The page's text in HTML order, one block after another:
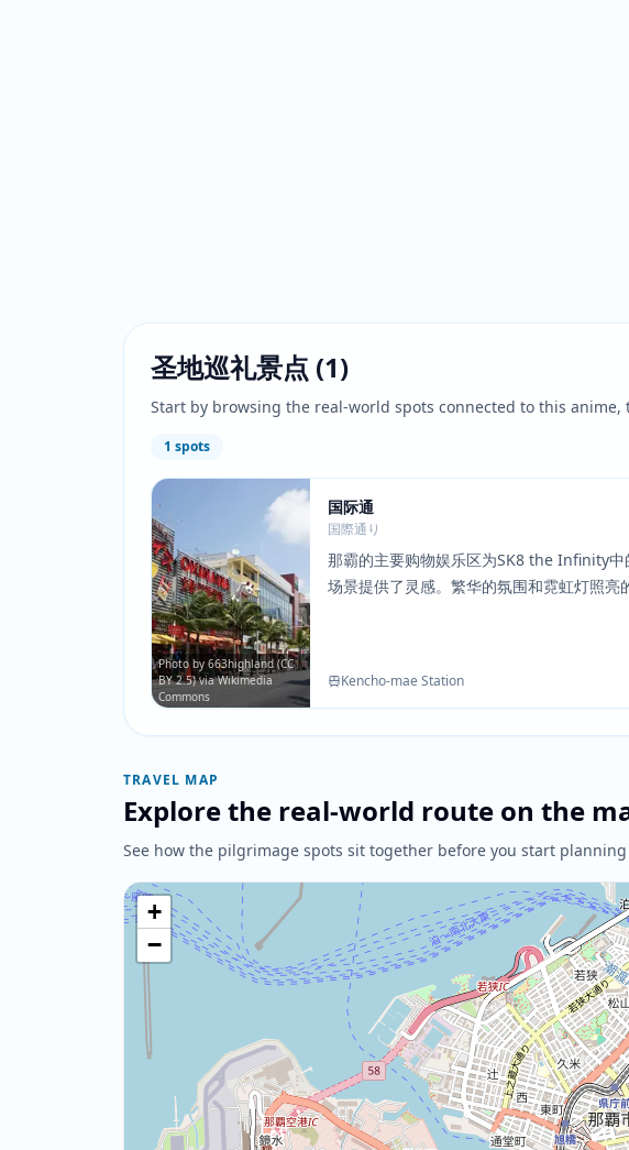
圣地巡礼景点 (1)
Start by browsing the real-world spots connected to this
1 spots
Photo by 663highland (CC
BY 2.5) via Wikimedia
Commons
国际通
国際通り
那霸的主要购物娱乐区为SK8 the Infinity中
场景提供了灵感。繁华的氛围和霓虹灯照亮
Kencho-mae Station
TRAVEL MAP
Explore the real-world route on the
See how the pilgrimage spots sit together before you start planning
+
−